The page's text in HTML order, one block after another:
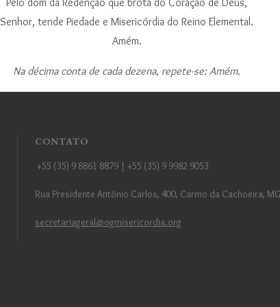
Senhor, tende Piedade e Misericórdia do Reino Elemental.
Amém.
Na décima conta de cada dezena, repete-se: Amém.
CONTATO
+55 (35) 9 8861 8879 | +55 (35) 9 9982 9053
Rua Presidente Antônio Carlos, 400, Carmo da Cachoeira,
secretariageral@ogmisericordia.org